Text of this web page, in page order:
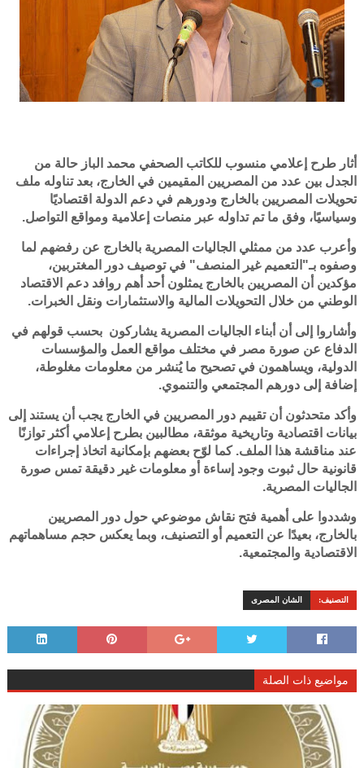
أثار طرح إعلامي منسوب للكاتب الصحفي محمد الباز حالة من
الجدل بين عدد من المصريين المقيمين في الخارج، بعد تناوله ملف
تحويلات المصريين بالخارج ودورهم في دعم الدولة اقتصاديًا
وسياسيًا، وفق ما تم تداوله عبر منصات إعلامية ومواقع التواصل.
وأعرب عدد من ممثلي الجاليات المصرية بالخارج عن رفضهم لما
وصفوه بـ"التعميم غير المنصف" في توصيف دور المغتربين،
مؤكدين أن المصريين بالخارج يمثلون أحد أهم روافد دعم الاقتصاد
الوطني من خلال التحويلات المالية والاستثمارات ونقل الخبرات.
وأشاروا إلى أن أبناء الجاليات المصرية يشاركون بحسب قولهم في
الدفاع عن صورة مصر في مختلف مواقع العمل والمؤسسات
الدولية، ويساهمون في تصحيح ما يُنشر من معلومات مغلوطة،
إضافة إلى دورهم المجتمعي والتنموي.
وأكد متحدثون أن تقييم دور المصريين في الخارج يجب أن يستند إلى
بيانات اقتصادية وتاريخية موثقة، مطالبين بطرح إعلامي أكثر توازنًا
عند مناقشة هذا الملف. كما لوّح بعضهم بإمكانية اتخاذ إجراءات
قانونية حال ثبوت وجود إساءة أو معلومات غير دقيقة تمس صورة
الجاليات المصرية.
وشددوا على أهمية فتح نقاش موضوعي حول دور المصريين
بالخارج، بعيدًا عن التعميم أو التصنيف، وبما يعكس حجم مساهماتهم
الاقتصادية والمجتمعية.
التصنيف: الشان المصرى
مواضيع ذات الصلة